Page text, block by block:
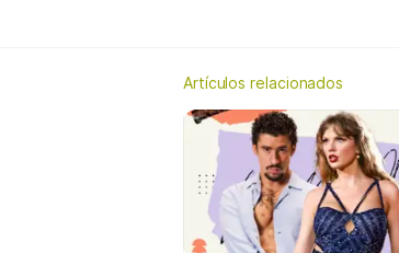
Artículos relacionados